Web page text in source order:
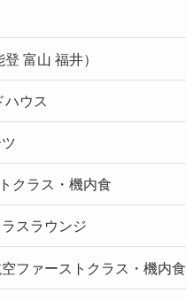
富山 福井）
ハウス
クラス・機内食
スラウンジ
ファーストクラス・機内食